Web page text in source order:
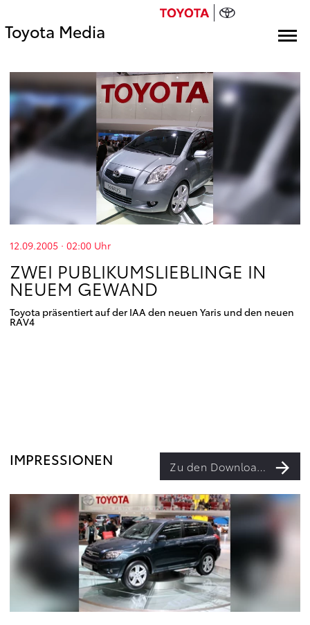
Toyota Media
12.09.2005 · 02:00 Uhr
ZWEI PUBLIKUMSLIEBLINGE IN
NEUEM GEWAND
Toyota präsentiert auf der IAA den neuen Yaris und den neuen
RAV4
IMPRESSIONEN Zu den Downloads